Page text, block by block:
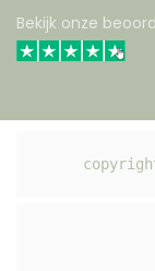
Bekijk onze